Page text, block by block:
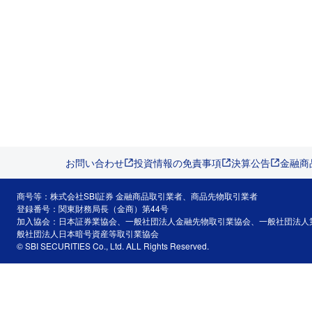
お問い合わせ 投資情報の免責事項 決算公告 金融
商号等：株式会社SBI証券 金融商品取引業者、商品先物取引業者
登録番号：関東財務局長（金商）第44号
加入協会：日本証券業協会、一般社団法人金融先物取引業協会、一般社団法
般社団法人日本暗号資産等取引業協会
© SBI SECURITIES Co., Ltd. ALL Rights Reserved.